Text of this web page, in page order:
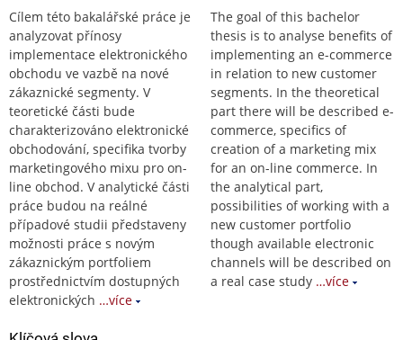
Cílem této bakalářské práce je
analyzovat přínosy
implementace elektronického
obchodu ve vazbě na nové
zákaznické segmenty. V
teoretické části bude
charakterizováno elektronické
obchodování, specifika tvorby
marketingového mixu pro on-
line obchod. V analytické části
práce budou na reálné
případové studii představeny
možnosti práce s novým
zákaznickým portfoliem
prostřednictvím dostupných
elektronických …více
The goal of this bachelor
thesis is to analyse benefits of
implementing an e-commerce
in relation to new customer
segments. In the theoretical
part there will be described e-
commerce, specifics of
creation of a marketing mix
for an on-line commerce. In
the analytical part,
possibilities of working with a
new customer portfolio
though available electronic
channels will be described on
a real case study …více